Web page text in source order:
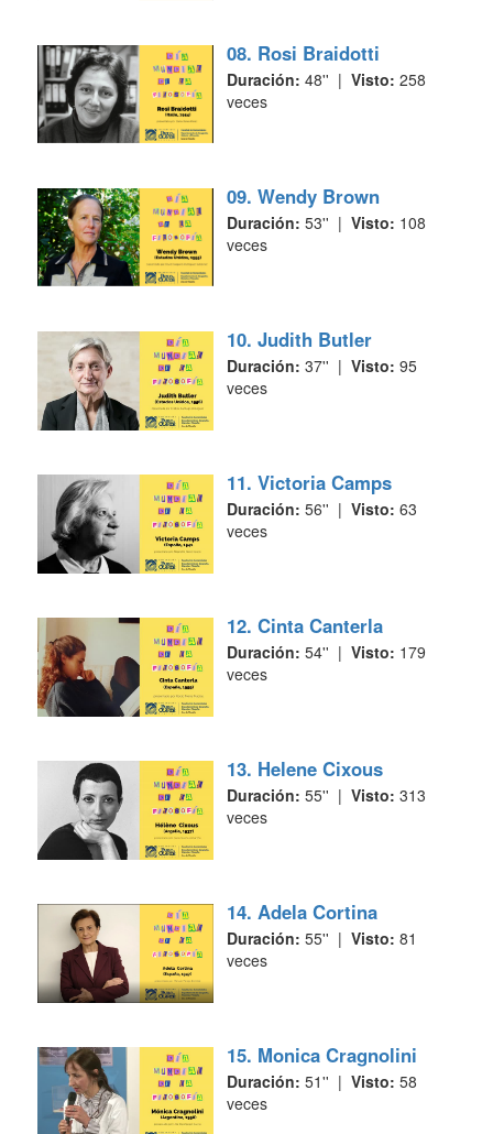
08. Rosi Braidotti
Duración: 48'' | Visto: 258
veces
09. Wendy Brown
Duración: 53'' | Visto: 108
veces
10. Judith Butler
Duración: 37'' | Visto: 95
veces
11. Victoria Camps
Duración: 56'' | Visto: 63
veces
12. Cinta Canterla
Duración: 54'' | Visto: 179
veces
13. Helene Cixous
Duración: 55'' | Visto: 313
veces
14. Adela Cortina
Duración: 55'' | Visto: 81
veces
15. Monica Cragnolini
Duración: 51'' | Visto: 58
veces